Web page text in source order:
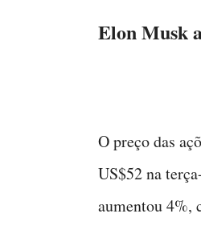
Elon Musk
O preço das
US$52 na
aumentou 4%,